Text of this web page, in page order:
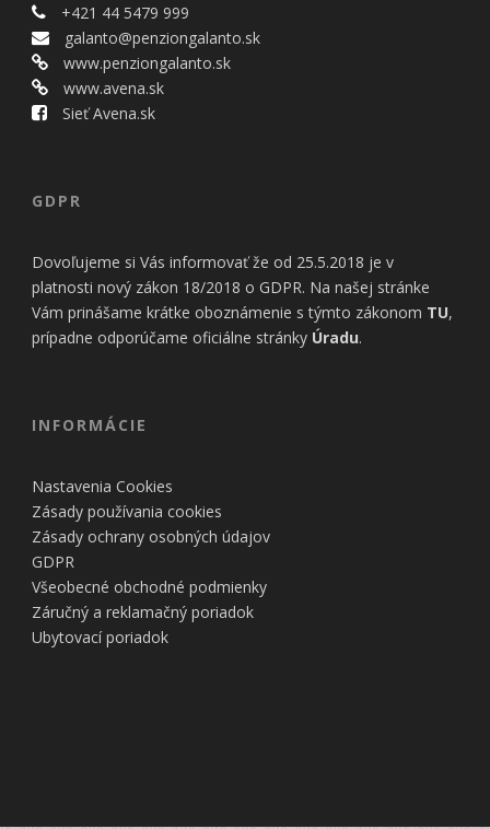
+421 44 5479 999
galanto@penziongalanto.sk
www.penziongalanto.sk
www.avena.sk
Sieť Avena.sk
GDPR
Dovoľujeme si Vás informovať že od 25.5.2018 je v
platnosti nový zákon 18/2018 o GDPR. Na našej stránke
Vám prinášame krátke oboznámenie s týmto zákonom TU,
prípadne odporúčame oficiálne stránky Úradu.
INFORMÁCIE
Nastavenia Cookies
Zásady používania cookies
Zásady ochrany osobných údajov
GDPR
Všeobecné obchodné podmienky
Záručný a reklamačný poriadok
Ubytovací poriadok